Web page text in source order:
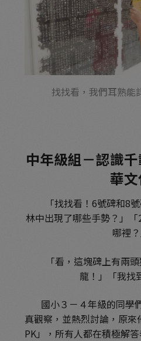
找找看，我們耳熟能
中年級組－認識
華
「找找看！6號碑和8號
林中出現了哪些手勢？」
哪裡？
「看，這塊碑上有兩頭
龍！」「我找
國小３－４年級的同學
真觀察，並熱烈討論，原
PK」，所有人都在積極解